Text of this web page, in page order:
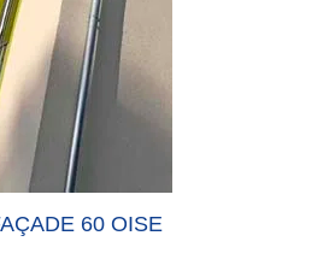
60 OISE